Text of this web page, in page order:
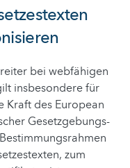
bei webfähigen
insbesondere für
Kraft des European
Gesetzgebungs-
zum